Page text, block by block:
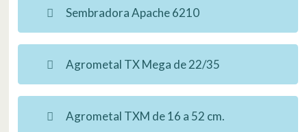
Sembradora Apache 6210
Agrometal TX Mega de 22/35
Agrometal TXM de 16 a 52 cm.